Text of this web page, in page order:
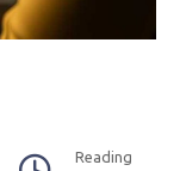
Reading